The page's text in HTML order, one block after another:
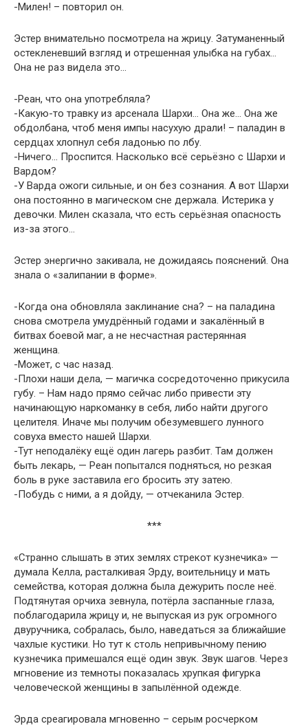
-Милен! – повторил он.
Эстер внимательно посмотрела на жрицу. Затуманенный
остекленевший взгляд и отрешенная улыбка на губах…
Она не раз видела это…
-Реан, что она употребляла?
-Какую-то травку из арсенала Шархи… Она же… Она же
обдолбана, чтоб меня импы насухую драли! – паладин в
сердцах хлопнул себя ладонью по лбу.
-Ничего… Проспится. Насколько всё серьёзно с Шархи и
Вардом?
-У Варда ожоги сильные, и он без сознания. А вот Шархи
она постоянно в магическом сне держала. Истерика у
девочки. Милен сказала, что есть серьёзная опасность
из-за этого…
Эстер энергично закивала, не дожидаясь пояснений. Она
знала о «залипании в форме».
-Когда она обновляла заклинание сна? – на паладина
снова смотрела умудрённый годами и закалённый в
битвах боевой маг, а не несчастная растерянная
женщина.
-Может, с час назад.
-Плохи наши дела, — магичка сосредоточенно прикусила
губу. – Нам надо прямо сейчас либо привести эту
начинающую наркоманку в себя, либо найти другого
целителя. Иначе мы получим обезумевшего лунного
совуха вместо нашей Шархи.
-Тут неподалёку ещё один лагерь разбит. Там должен
быть лекарь, — Реан попытался подняться, но резкая
боль в руке заставила его бросить эту затею.
-Побудь с ними, а я дойду, — отчеканила Эстер.
***
«Странно слышать в этих землях стрекот кузнечика» —
думала Келла, расталкивая Эрду, воительницу и мать
семейства, которая должна была дежурить после неё.
Подтянутая орчиха зевнула, потёрла заспанные глаза,
поблагодарила жрицу и, не выпуская из рук огромного
двуручника, собралась, было, наведаться за ближайшие
чахлые кустики. Но тут к столь непривычному пению
кузнечика примешался ещё один звук. Звук шагов. Через
мгновение из темноты показалась хрупкая фигурка
человеческой женщины в запылённой одежде.
Эрда среагировала мгновенно – серым росчерком